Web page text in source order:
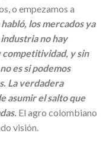
o empezamos a
los mercados ya
no hay
y sin
es si podemos
La verdadera
asumir el salto que
El agro colombiano
visión.